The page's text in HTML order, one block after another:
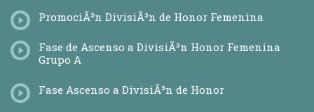
PromociÃ³n DivisiÃ³n de Honor Femenina
Fase de Ascenso a DivisiÃ³n Honor Femenina
Grupo A
Fase Ascenso a DivisiÃ³n de Honor